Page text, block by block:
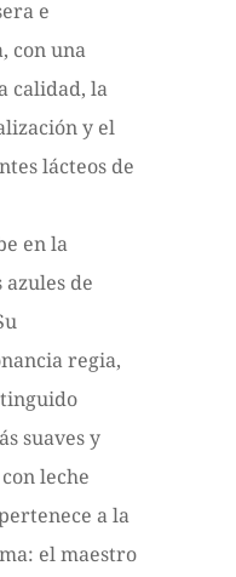
e
con una
calidad, la
y el
lácteos de
en la
de
regia,
suaves y
leche
a la
el maestro